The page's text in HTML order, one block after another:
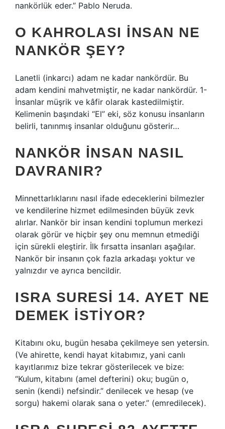
nankörlük eder.” Pablo Neruda.
O KAHROLASI INSAN NE
NANKÖR ŞEY?
Lanetli (inkarcı) adam ne kadar nankördür. Bu
adam kendini mahvetmiştir, ne kadar nankördür. 1-
İnsanlar müşrik ve kâfir olarak kastedilmiştir.
Kelimenin başındaki “El” eki, söz konusu insanların
belirli, tanınmış insanlar olduğunu gösterir…
NANKÖR INSAN NASIL
DAVRANIR?
Minnettarlıklarını nasıl ifade edeceklerini bilmezler
ve kendilerine hizmet edilmesinden büyük zevk
alırlar. Nankör bir insan kendini toplumun merkezi
olarak görür ve hiçbir şey onu memnun etmediği
için sürekli eleştirir. İlk fırsatta insanları aşağılar.
Nankör bir insanın çok fazla arkadaşı yoktur ve
yalnızdır ve ayrıca bencildir.
ISRA SURESI 14. AYET NE
DEMEK ISTIYOR?
Kitabını oku, bugün hesaba çekilmeye sen yetersin.
(Ve ahirette, kendi hayat kitabımız, yani canlı
kayıtlarımız bize tekrar gösterilecek ve bize:
“Kulum, kitabını (amel defterini) oku; bugün o,
senin (kendi) nefsindir.” denilecek ve hesap (ve
sorgu) hakemi olarak sana o yeter.” (emredilecek).